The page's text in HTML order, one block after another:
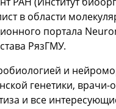
в области
портала
РязГМУ.
и
генетики,
и все